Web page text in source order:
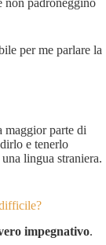
non padroneggino
per me parlare la
maggior parte di
e tenerlo
lingua straniera.
impegnativo.